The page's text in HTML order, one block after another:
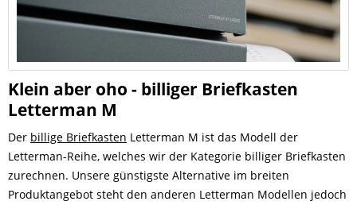
Klein aber oho - billiger Briefkasten
Letterman M
Der billige Briefkasten Letterman M ist das Modell der
Letterman-Reihe, welches wir der Kategorie billiger Briefkasten
zurechnen. Unsere günstigste Alternative im breiten
Produktangebot steht den anderen Letterman Modellen jedoch